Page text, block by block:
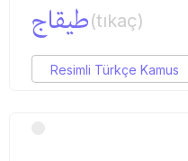
طیقاج(tıkaç)
Resimli Türkçe Kamus